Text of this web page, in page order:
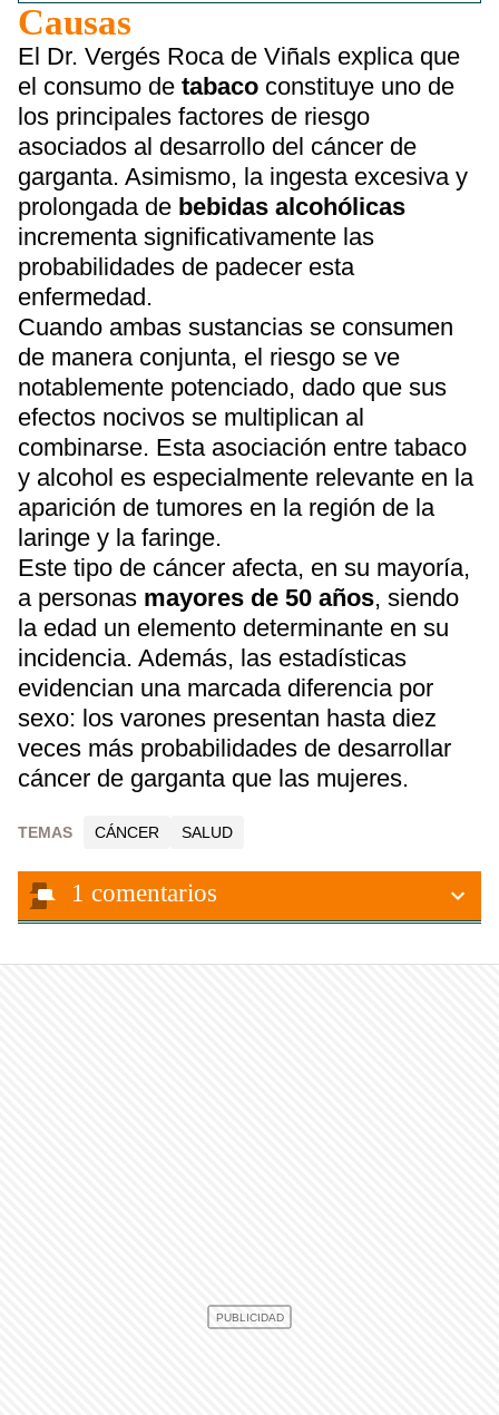
Causas
El Dr. Vergés Roca de Viñals explica que
el consumo de tabaco constituye uno de
los principales factores de riesgo
asociados al desarrollo del cáncer de
garganta. Asimismo, la ingesta excesiva y
prolongada de bebidas alcohólicas
incrementa significativamente las
probabilidades de padecer esta
enfermedad.
Cuando ambas sustancias se consumen
de manera conjunta, el riesgo se ve
notablemente potenciado, dado que sus
efectos nocivos se multiplican al
combinarse. Esta asociación entre tabaco
y alcohol es especialmente relevante en la
aparición de tumores en la región de la
laringe y la faringe.
Este tipo de cáncer afecta, en su mayoría,
a personas mayores de 50 años, siendo
la edad un elemento determinante en su
incidencia. Además, las estadísticas
evidencian una marcada diferencia por
sexo: los varones presentan hasta diez
veces más probabilidades de desarrollar
cáncer de garganta que las mujeres.
TEMAS CÁNCER SALUD
1 comentarios